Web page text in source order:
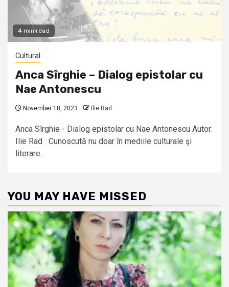
4 min read
Cultural
Anca Sîrghie – Dialog epistolar cu
Nae Antonescu
November 18, 2023 Ilie Rad
Anca Sîrghie - Dialog epistolar cu Nae Antonescu Autor:
Ilie Rad Cunoscută nu doar în mediile culturale şi
literare...
YOU MAY HAVE MISSED